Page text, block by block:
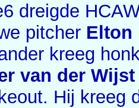
dreigde
pitcher Elton
kreeg
van der
Hij kreeg